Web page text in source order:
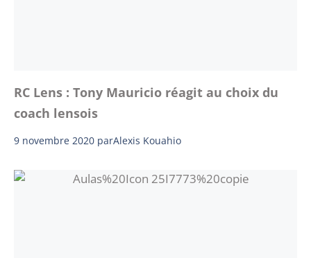
RC Lens : Tony Mauricio réagit au choix du
coach lensois
9 novembre 2020 parAlexis Kouahio